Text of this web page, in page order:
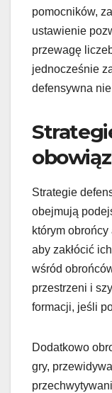
pomocników,
ustawienie
przewagę
jednocześnie
defensywna
Strategie
obejmują
którym
aby zakłócić
wśród
przestrzeni i
formacji, jeśli
Dodatkowo
gry,